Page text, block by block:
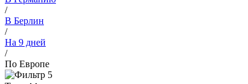
/
В Берлин
/
На 9 дней
/
По Европе
5